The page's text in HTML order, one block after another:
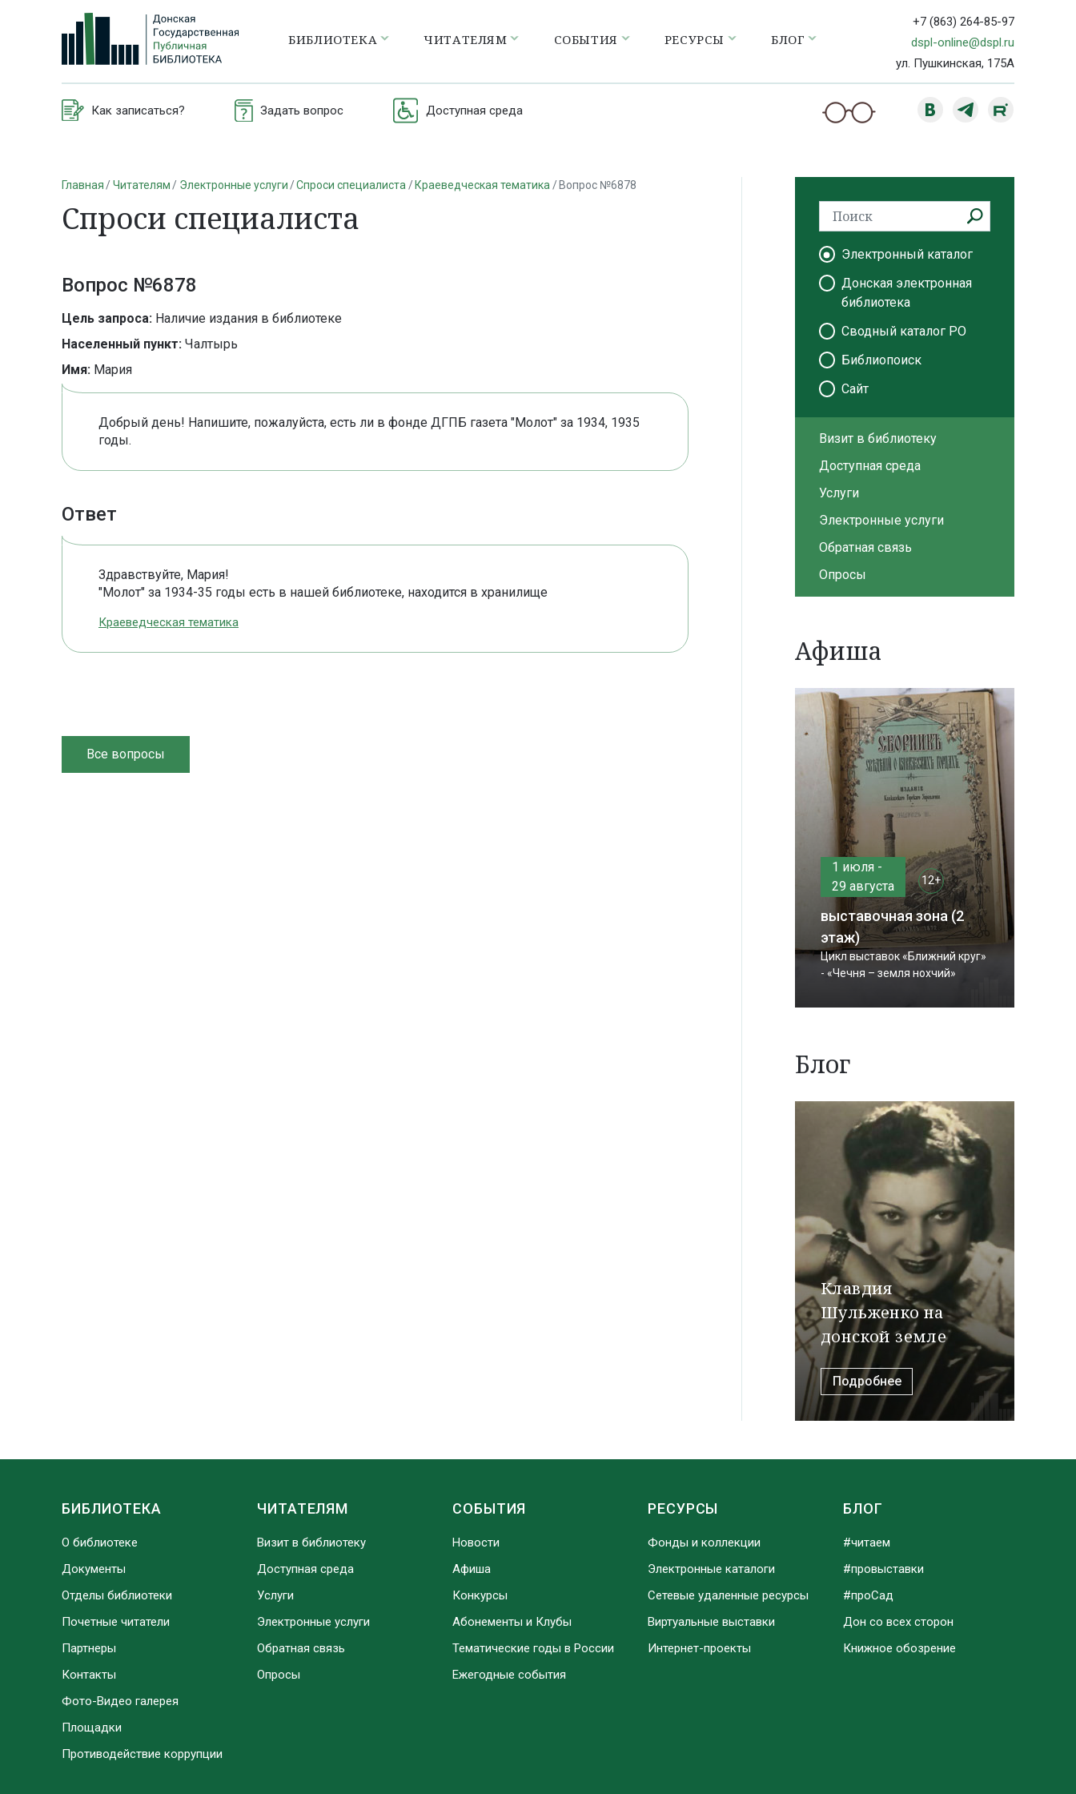
БИБЛИОТЕКА ЧИТАТЕЛЯМ СОБЫТИЯ РЕСУРСЫ БЛОГ
+7 (863) 264-85-97
dspl-online@dspl.ru
ул. Пушкинская, 175А
Как записаться? Задать вопрос Доступная среда
Главная Читателям Электронные услуги Спроси специалиста Краеведческая тематика Вопрос №6878
Спроси специалиста
Вопрос №6878
Цель запроса: Наличие издания в библиотеке
Населенный пункт: Чалтырь
Имя: Мария
Добрый день! Напишите, пожалуйста, есть ли в фонде ДГПБ газета "Молот" за 1934, 1935
годы.
Ответ
Здравствуйте, Мария!
"Молот" за 1934-35 годы есть в нашей библиотеке, находится в хранилище
Краеведческая тематика
Все вопросы
Электронный каталог
Донская электронная
библиотека
Сводный каталог РО
Библиопоиск
Сайт
Визит в библиотеку
Доступная среда
Услуги
Электронные услуги
Обратная связь
Опросы
Афиша
1 июля -
29 августа
12+
выставочная зона (2
этаж)
Цикл выставок «Ближний круг»
- «Чечня – земля нохчий»
Блог
Клавдия
Шульженко на
донской земле
Подробнее
БИБЛИОТЕКА
О библиотеке
Документы
Отделы библиотеки
Почетные читатели
Партнеры
Контакты
Фото-Видео галерея
Площадки
Противодействие коррупции
ЧИТАТЕЛЯМ
Визит в библиотеку
Доступная среда
Услуги
Электронные услуги
Обратная связь
Опросы
СОБЫТИЯ
Новости
Афиша
Конкурсы
Абонементы и Клубы
Тематические годы в России
Ежегодные события
РЕСУРСЫ
Фонды и коллекции
Электронные каталоги
Сетевые удаленные ресурсы
Виртуальные выставки
Интернет-проекты
БЛОГ
#читаем
#провыставки
#проСад
Дон со всех сторон
Книжное обозрение